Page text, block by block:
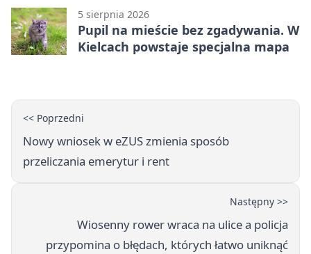
5 sierpnia 2026
Pupil na mieście bez zgadywania. W
Kielcach powstaje specjalna mapa
<< Poprzedni
Nowy wniosek w eZUS zmienia sposób
przeliczania emerytur i rent
Następny >>
Wiosenny rower wraca na ulice a policja
przypomina o błędach, których łatwo uniknąć